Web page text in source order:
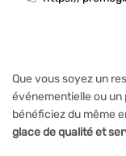
Que vous soyez un
événementielle ou
bénéficiez du même
glace de qualité et